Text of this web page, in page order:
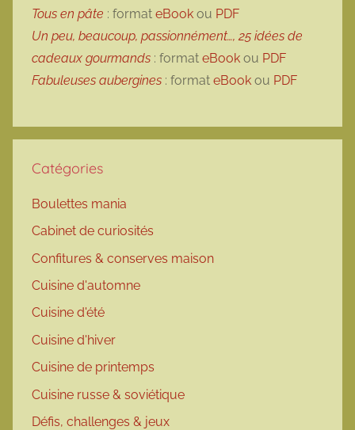
Tous en pâte : format eBook ou PDF
Un peu, beaucoup, passionnément…, 25 idées de
cadeaux gourmands : format eBook ou PDF
Fabuleuses aubergines : format eBook ou PDF
Catégories
Boulettes mania
Cabinet de curiosités
Confitures & conserves maison
Cuisine d'automne
Cuisine d'été
Cuisine d'hiver
Cuisine de printemps
Cuisine russe & soviétique
Défis, challenges & jeux